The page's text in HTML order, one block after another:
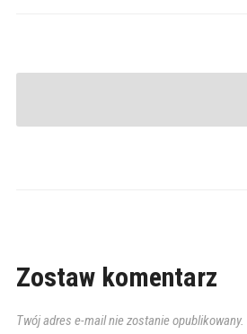
Zostaw komentarz
Twój adres e-mail nie zostanie opublikowany.